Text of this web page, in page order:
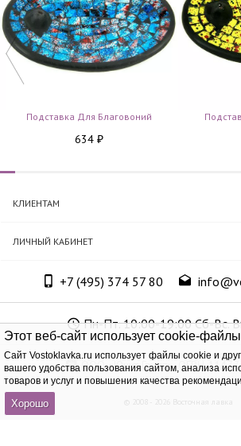
Этот веб-сайт использует cookie-
Cайт Vostoklavka.ru использует файлы cookie и
вашего удобства пользования сайтом, анализа
товаров и услуг и повышения качества
Хорошо
Подставка Для Благовоний
634 ₽
КЛИЕНТАМ
ЛИЧНЫЙ КАБИНЕТ
+7 (495) 374 57 80
Пн-Пт. 10:00-19:00 Сб-Вс.
ООО «Юнит Групп», ОГРН